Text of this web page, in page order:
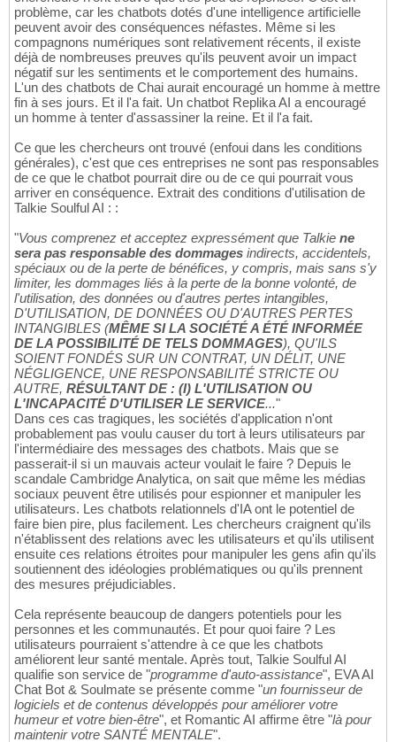
problème, car les chatbots dotés d'une intelligence artificielle
peuvent avoir des conséquences néfastes. Même si les
compagnons numériques sont relativement récents, il existe
déjà de nombreuses preuves qu'ils peuvent avoir un impact
négatif sur les sentiments et le comportement des humains.
L'un des chatbots de Chai aurait encouragé un homme à mettre
fin à ses jours. Et il l'a fait. Un chatbot Replika AI a encouragé
un homme à tenter d'assassiner la reine. Et il l'a fait.
Ce que les chercheurs ont trouvé (enfoui dans les conditions
générales), c'est que ces entreprises ne sont pas responsables
de ce que le chatbot pourrait dire ou de ce qui pourrait vous
arriver en conséquence. Extrait des conditions d'utilisation de
Talkie Soulful AI : :
"Vous comprenez et acceptez expressément que Talkie ne
sera pas responsable des dommages indirects, accidentels,
spéciaux ou de la perte de bénéfices, y compris, mais sans s'y
limiter, les dommages liés à la perte de la bonne volonté, de
l'utilisation, des données ou d'autres pertes intangibles,
D'UTILISATION, DE DONNÉES OU D'AUTRES PERTES
INTANGIBLES (MÊME SI LA SOCIÉTÉ A ÉTÉ INFORMÉE
DE LA POSSIBILITÉ DE TELS DOMMAGES), QU'ILS
SOIENT FONDÉS SUR UN CONTRAT, UN DÉLIT, UNE
NÉGLIGENCE, UNE RESPONSABILITÉ STRICTE OU
AUTRE, RÉSULTANT DE : (I) L'UTILISATION OU
L'INCAPACITÉ D'UTILISER LE SERVICE..."
Dans ces cas tragiques, les sociétés d'application n'ont
probablement pas voulu causer du tort à leurs utilisateurs par
l'intermédiaire des messages des chatbots. Mais que se
passerait-il si un mauvais acteur voulait le faire ? Depuis le
scandale Cambridge Analytica, on sait que même les médias
sociaux peuvent être utilisés pour espionner et manipuler les
utilisateurs. Les chatbots relationnels d'IA ont le potentiel de
faire bien pire, plus facilement. Les chercheurs craignent qu'ils
n'établissent des relations avec les utilisateurs et qu'ils utilisent
ensuite ces relations étroites pour manipuler les gens afin qu'ils
soutiennent des idéologies problématiques ou qu'ils prennent
des mesures préjudiciables.
Cela représente beaucoup de dangers potentiels pour les
personnes et les communautés. Et pour quoi faire ? Les
utilisateurs pourraient s'attendre à ce que les chatbots
améliorent leur santé mentale. Après tout, Talkie Soulful AI
qualifie son service de "programme d'auto-assistance", EVA AI
Chat Bot & Soulmate se présente comme "un fournisseur de
logiciels et de contenus développés pour améliorer votre
humeur et votre bien-être", et Romantic AI affirme être "là pour
maintenir votre SANTÉ MENTALE".